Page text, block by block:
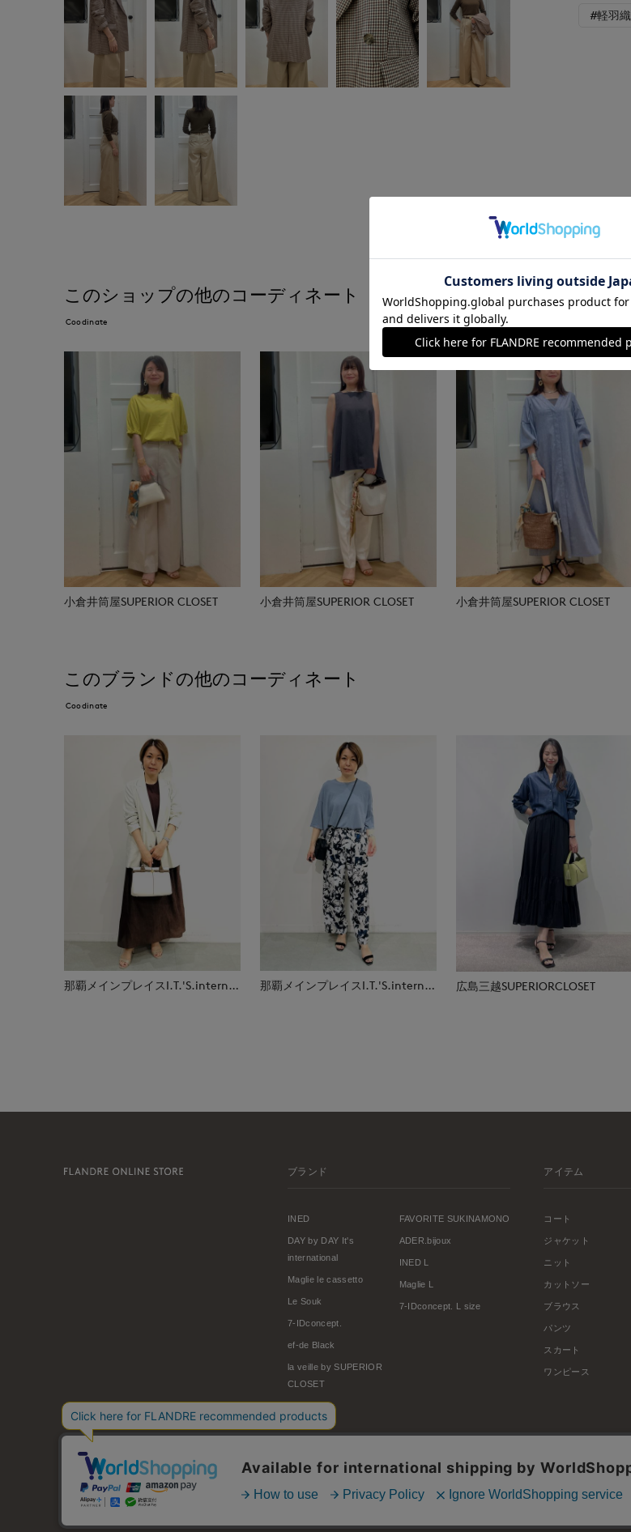
#軽羽織
このショップの他のコーディネート
Coodinate
小倉井筒屋SUPERIOR CLOSET 小倉井筒屋SUPERIOR CLOSET 小倉井筒屋SUPERIOR CLOSET
このブランドの他のコーディネート
Coodinate
那覇メインプレイスI.T.'S.international 那覇メインプレイスI.T.'S.international 広島三越SUPERIORCLOSET
ブランド
INED
DAY by DAY It's
international
Maglie le cassetto
Le Souk
7-IDconcept.
ef-de Black
la veille by SUPERIOR
CLOSET
FAVORITE SUKINAMONO
ADER.bijoux
INED L
Maglie L
7-IDconcept. L size
アイテム
コート
ジャケット
ニット
カットソー
ブラウス
パンツ
スカート
ワンピース
© FLANDRE CO., LTD.